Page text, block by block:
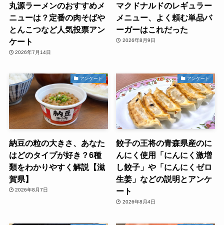
丸源ラーメンのおすすめメ
ニューは？定番の肉そばや
とんこつなど人気投票アン
ケート
2026年7月14日
マクドナルドのレギュラー
メニュー、よく頼む単品バ
ーガーはこれだった
2026年8月9日
アンケート
納豆の粒の大きさ、あなた
はどのタイプが好き？6種
類をわかりやすく解説【滋
賀県】
2026年8月7日
アンケート
餃子の王将の青森県産のに
んにく使用「にんにく激増
し餃子」や「にんにくゼロ
生姜」などの説明とアンケ
ート
2026年8月4日